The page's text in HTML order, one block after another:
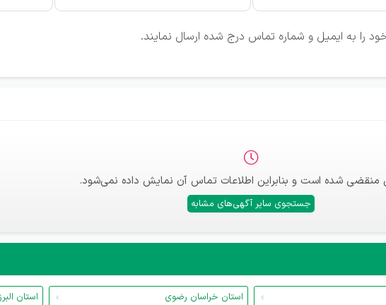
را به ایمیل و شماره تماس درج شده ارسال نمایند.
منقضی شده است و بنابراین اطلاعات تماس آن نمایش داده نمی‌شود.
جستجوی سایر آگهی‌های مشابه
استان خراسان رضوی
استان